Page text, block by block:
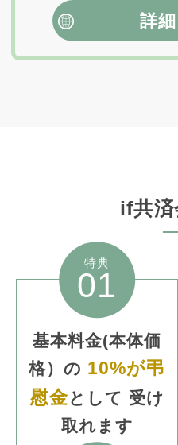
詳
if共済
特典
01
基本料金(本体価
格）の 10%が弔
慰金として 受け
取れます